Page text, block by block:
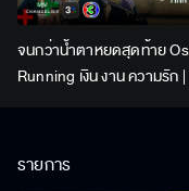
จนกว่าน้ำตาหยดสุดท้าย Ost.The
Running เงิน งาน ความรัก | Tinn |
รายการ